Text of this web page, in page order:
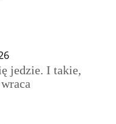
jedzie. I takie,